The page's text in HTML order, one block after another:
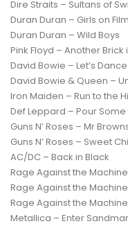
Dire Straits – Sultans of
Duran Duran – Girls on Film
Duran Duran – Wild Boys
Pink Floyd – Another Brick
David Bowie – Let’s Dance
David Bowie & Queen –
Iron Maiden – Run to the
Def Leppard – Pour
Guns N’ Roses – Mr
Guns N’ Roses – Sweet
AC/DC – Back in Black
Rage Against the
Rage Against the
Rage Against the
Metallica – Enter